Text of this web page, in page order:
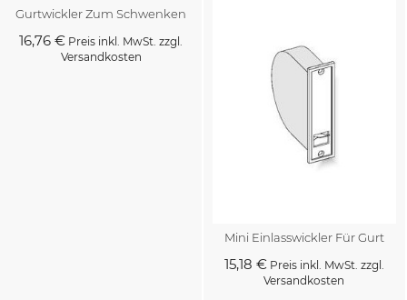
Gurtwickler Zum Schwenken
16,76 € Preis inkl. MwSt. zzgl.
Versandkosten
Mini Einlasswickler Für Gurt
15,18 €Preis inkl. MwSt. zzgl.
Versandkosten